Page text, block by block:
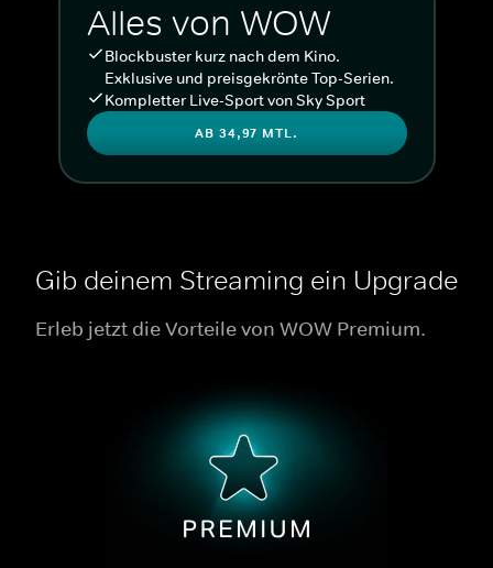
Alles von WOW
Blockbuster kurz nach dem Kino.
Exklusive und preisgekrönte Top-Serien.
Kompletter Live-Sport von Sky Sport
AB 34,97 MTL.
Gib deinem Streaming ein Upgrade
Erleb jetzt die Vorteile von WOW Premium.